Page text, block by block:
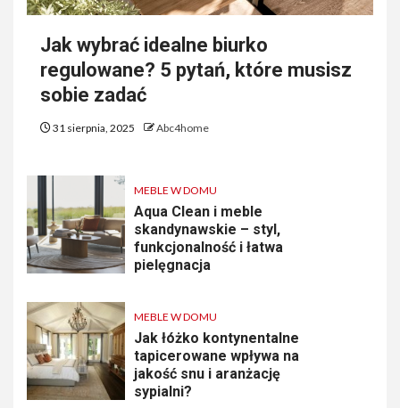
Jak wybrać idealne biurko
regulowane? 5 pytań, które musisz
sobie zadać
31 sierpnia, 2025 Abc4home
MEBLE W DOMU
Aqua Clean i meble
skandynawskie – styl,
funkcjonalność i łatwa
pielęgnacja
MEBLE W DOMU
Jak łóżko kontynentalne
tapicerowane wpływa na
jakość snu i aranżację
sypialni?